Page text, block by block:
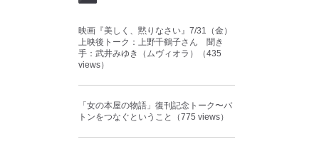
映画『美しく、黙りなさい』7/31（金）
上映後トーク：上野千鶴子さん 聞き
手：武井みゆき（ムヴィオラ）（435
views）
「女の本屋の物語」復刊記念トーク〜バ
トンをつなぐということ（775 views）